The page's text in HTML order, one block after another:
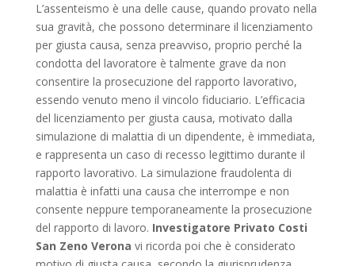
L’assenteismo è una delle cause, quando provato nella
sua gravità, che possono determinare il licenziamento
per giusta causa, senza preavviso, proprio perché la
condotta del lavoratore è talmente grave da non
consentire la prosecuzione del rapporto lavorativo,
essendo venuto meno il vincolo fiduciario. L’efficacia
del licenziamento per giusta causa, motivato dalla
simulazione di malattia di un dipendente, è immediata,
e rappresenta un caso di recesso legittimo durante il
rapporto lavorativo. La simulazione fraudolenta di
malattia è infatti una causa che interrompe e non
consente neppure temporaneamente la prosecuzione
del rapporto di lavoro. Investigatore Privato Costi
San Zeno Verona vi ricorda poi che è considerato